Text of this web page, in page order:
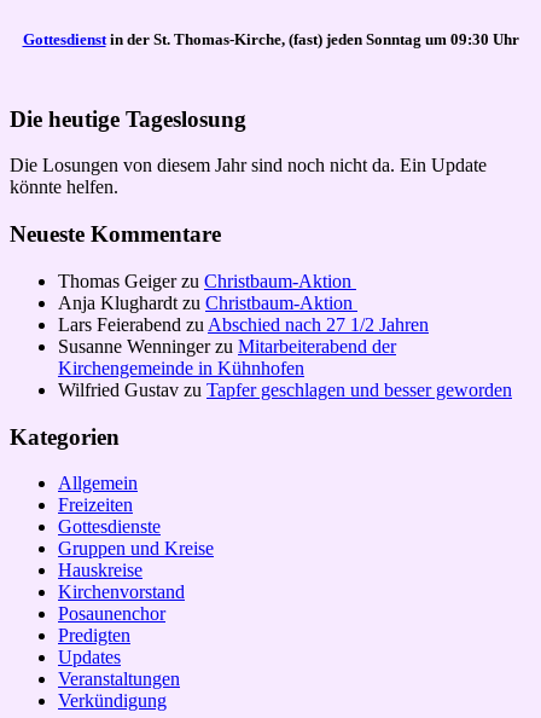
Gottesdienstin der St. Thomas-Kirche, (fast) jeden Sonntag um 09:30 Uhr
Die heutige Tageslosung
Die Losungen von diesem Jahr sind noch nicht da. Ein Update
könnte helfen.
Neueste Kommentare
Thomas Geigerzu Christbaum-Aktion
Anja Klughardt zu Christbaum-Aktion
Lars Feierabend zu Abschied nach 27 1/2 Jahren
Susanne Wenningerzu Mitarbeiterabend der
Kirchengemeinde in Kühnhofen
Wilfried Gustav zu Tapfer geschlagen und besser geworden
Kategorien
Allgemein
Freizeiten
Gottesdienste
Gruppen und Kreise
Hauskreise
Kirchenvorstand
Posaunenchor
Predigten
Updates
Veranstaltungen
Verkündigung